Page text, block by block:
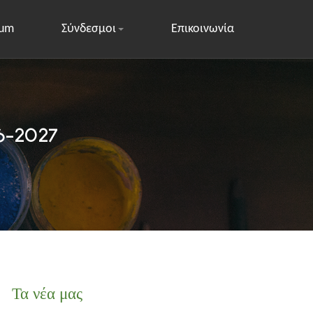
Σύνδεσμοι Επικοινωνία
2027
Τα νέα μας